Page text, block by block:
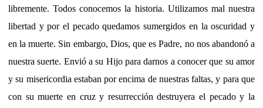
libremente. Todos conocemos la historia. Utilizamos mal nuestra
libertad y por el pecado quedamos sumergidos en la oscuridad y
en la muerte. Sin embargo, Dios, que es Padre, no nos abandonó a
nuestra suerte. Envió a su Hijo para darnos a conocer que su amor
y su misericordia estaban por encima de nuestras faltas, y para que
con su muerte en cruz y resurrección destruyera el pecado y la